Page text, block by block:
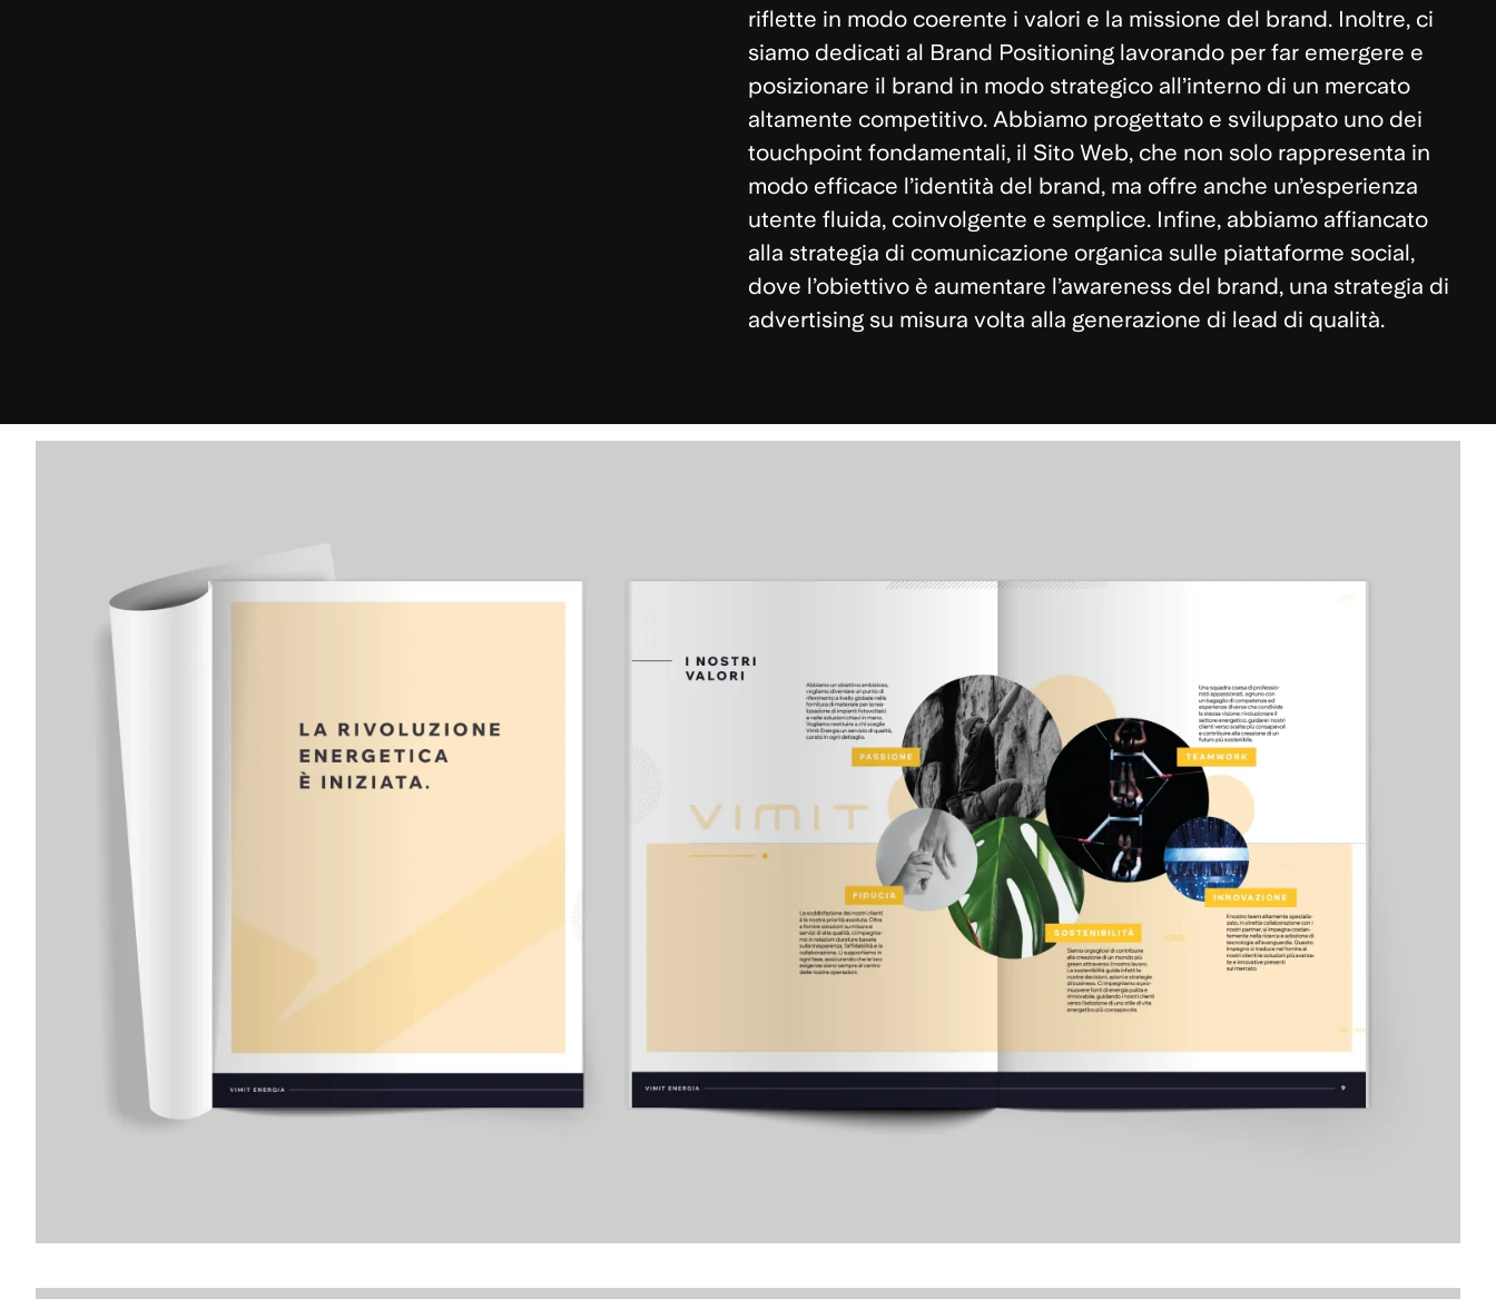
riflette in modo coerente i valori e la missione del brand. Inoltre, ci
siamo dedicati al Brand Positioning lavorando per far emergere e
posizionare il brand in modo strategico all’interno di un mercato
altamente competitivo. Abbiamo progettato e sviluppato uno dei
touchpoint fondamentali, il Sito Web, che non solo rappresenta in
modo efficace l’identità del brand, ma offre anche un’esperienza
utente fluida, coinvolgente e semplice. Infine, abbiamo affiancato
alla strategia di comunicazione organica sulle piattaforme social,
dove l’obiettivo è aumentare l’awareness del brand, una strategia di
advertising su misura volta alla generazione di lead di qualità.